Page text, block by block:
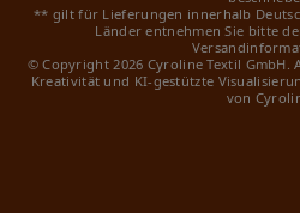
** gilt für Lieferungen innerhalb
Länder entnehmen Sie bitte
© Copyright 2026 Cyroline Textil GmbH.
Kreativität und KI-gestützte
von